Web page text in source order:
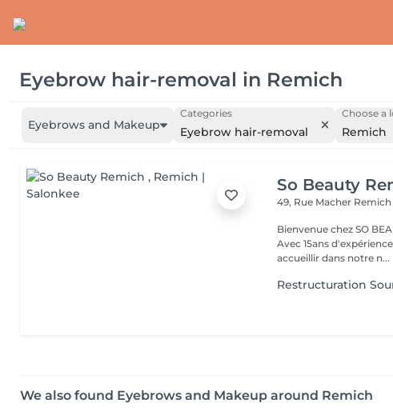
Eyebrow hair-removal in Remich
Eyebrows and Makeup
Categories
Eyebrow hair-removal
Choose a
Remich
So Beauty
49, Rue Macher Remich
Bienvenue chez SO BEAUTY L'Excellence de la Beauté
Avec 15ans
accueillir dans notre n...
Restructuration
We also found Eyebrows and Makeup around Remich